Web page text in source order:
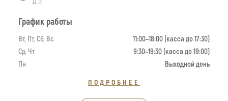
График работы
Вт, Пт, Сб, Вс
11:00–18:00 (касса до 17:30)
Ср, Чт
9:30–19:30 (касса до 19:00)
Пн
Выходной день
ПОДРОБНЕЕ